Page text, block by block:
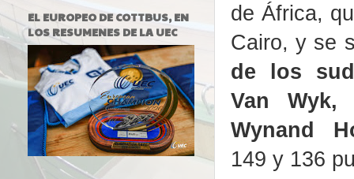
de África,
Cairo, y se
de los
Van
Wynand
149 y 136
EL EUROPEO DE COTTBUS, EN
LOS RESUMENES DE LA UEC